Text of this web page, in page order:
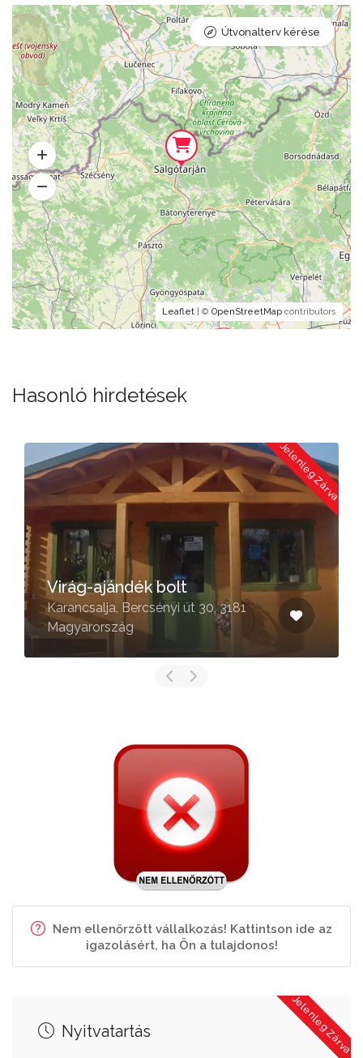
Leaflet | © OpenStreetMap contributors
Útvonalterv kérése
Hasonló hirdetések
Jelenleg Zárva
Virág-ajándék bolt
Karancsalja, Bercsényi út 30, 3181
Magyarország
Nem ellenőrzött vállalkozás! Kattintson ide az
igazolásért, ha Ön a tulajdonos!
Jelenleg Zárva
Nyitvatartás